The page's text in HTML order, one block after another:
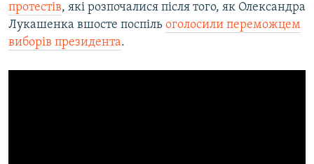
протестів, які розпочалися після того, як Олександра
Лукашенка вшосте поспіль оголосили переможцем
виборів президента.